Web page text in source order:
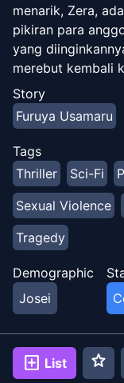
menarik, Zera,
pikiran para
yang
merebut kembali
Jaibo, yang
seorang siswi,
Zera pun jatuh
kacau.
Story
Furuya Usamaru
Tags
Thriller
Sci-Fi
Sexual Violence
Tragedy
Demographic
Josei
add_box List star